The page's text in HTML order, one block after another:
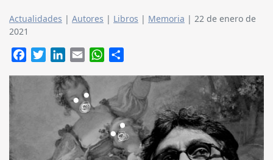
Actualidades | Autores | Libros | Memoria | 22 de enero de
2021
FacebookTwitterLinkedIn
Email WhatsApp